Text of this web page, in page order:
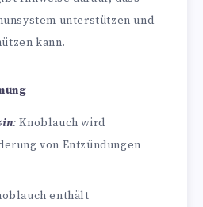
unterstützen und
kann.
: Knoblauch wird
von Entzündungen
enthält